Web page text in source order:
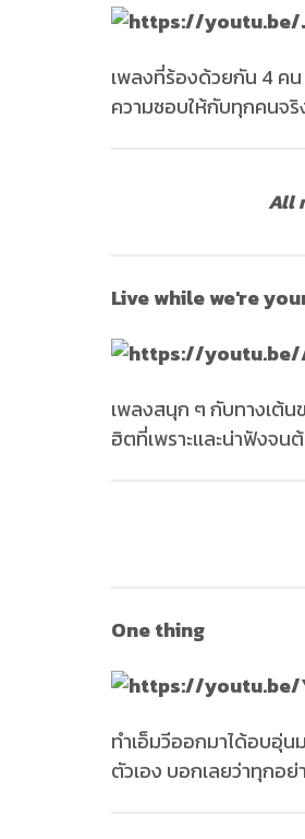
เพลงที่ร้องด้วยกัน 4 คน
ความชอบให้กับทุกคนจริ
All
Live while we're
เพลงสนุก ๆ กับทางเต้น
ฮิตที่เพราะเเละน่าฟังจ
One thing
ทำเอ็มวีออกมาได้อบอุ่น
ตัวเอง บอกเลยว่าทุกอ